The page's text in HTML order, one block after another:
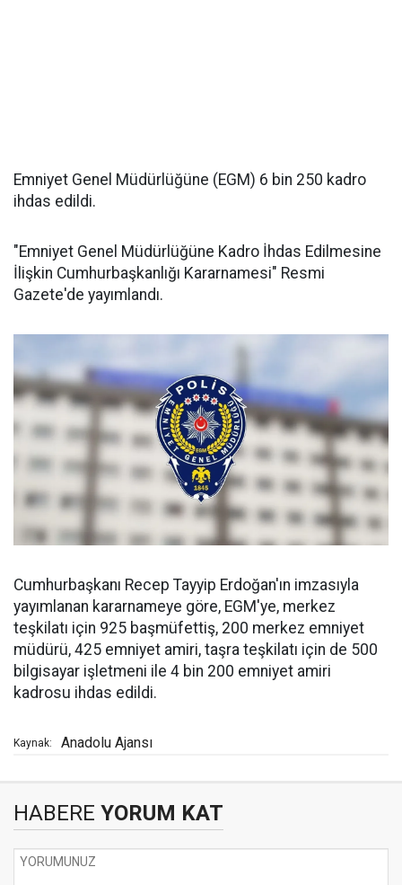
Emniyet Genel Müdürlüğüne (EGM) 6 bin 250 kadro
ihdas edildi.
"Emniyet Genel Müdürlüğüne Kadro İhdas Edilmesine
İlişkin Cumhurbaşkanlığı Kararnamesi" Resmi
Gazete'de yayımlandı.
Cumhurbaşkanı Recep Tayyip Erdoğan'ın imzasıyla
yayımlanan kararnameye göre, EGM'ye, merkez
teşkilatı için 925 başmüfettiş, 200 merkez emniyet
müdürü, 425 emniyet amiri, taşra teşkilatı için de 500
bilgisayar işletmeni ile 4 bin 200 emniyet amiri
kadrosu ihdas edildi.
Kaynak: Anadolu Ajansı
HABERE YORUM KAT